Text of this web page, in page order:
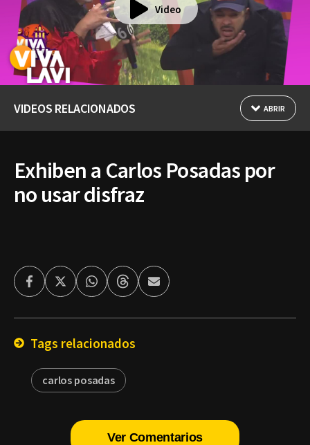
Video
VIDEOS RELACIONADOS ABRIR
Exhiben a Carlos Posadas por
no usar disfraz
FacebookTwitterWhatsappThreadsEnviar
por
Tags relacionados
carlos posadas
Ver Comentarios